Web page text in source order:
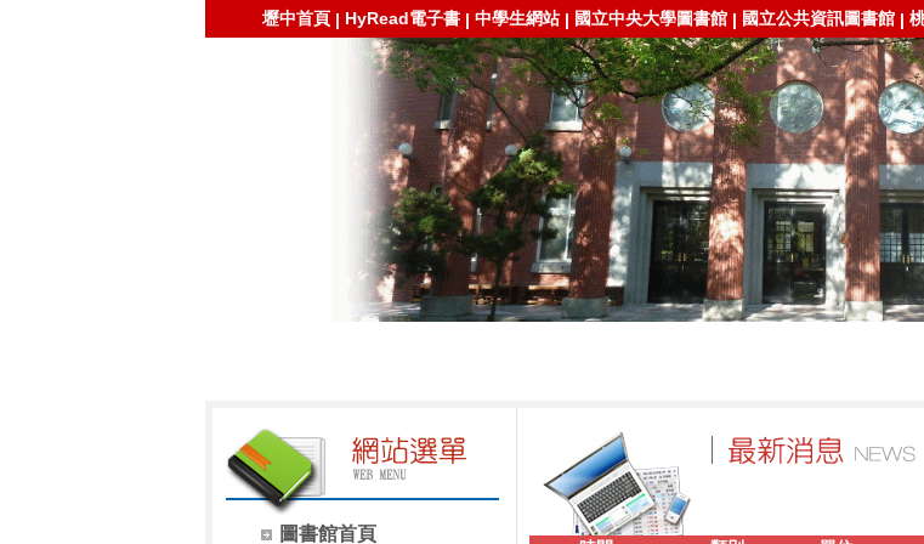
壢中首頁 | HyRead電子書| 中學生網站| 國立中央大學圖書館| 國立公共資訊圖書館|
圖書館首頁